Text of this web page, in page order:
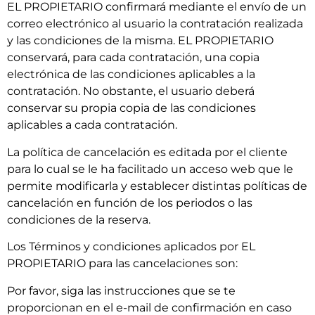
EL PROPIETARIO confirmará mediante el envío de un
correo electrónico al usuario la contratación realizada
y las condiciones de la misma. EL PROPIETARIO
conservará, para cada contratación, una copia
electrónica de las condiciones aplicables a la
contratación. No obstante, el usuario deberá
conservar su propia copia de las condiciones
aplicables a cada contratación.
La política de cancelación es editada por el cliente
para lo cual se le ha facilitado un acceso web que le
permite modificarla y establecer distintas políticas de
cancelación en función de los periodos o las
condiciones de la reserva.
Los Términos y condiciones aplicados por EL
PROPIETARIO para las cancelaciones son:
Por favor, siga las instrucciones que se te
proporcionan en el e-mail de confirmación en caso